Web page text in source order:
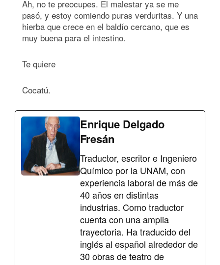
Ah, no te preocupes. El malestar ya se me
pasó, y estoy comiendo puras verduritas. Y una
hierba que crece en el baldío cercano, que es
muy buena para el intestino.
Te quiere
Cocatú.
Enrique Delgado
Fresán
Traductor, escritor e Ingeniero
Químico por la UNAM, con
experiencia laboral de más de
40 años en distintas
industrias. Como traductor
cuenta con una amplia
trayectoria. Ha traducido del
inglés al español alrededor de
30 obras de teatro de